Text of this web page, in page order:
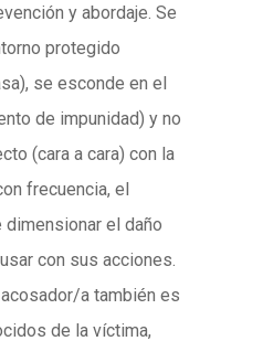
y abordaje. Se
protegido
se esconde en el
de impunidad) y no
(cara a cara) con la
frecuencia, el
el daño
con sus acciones.
a también es
de la víctima,